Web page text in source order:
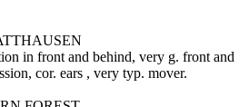
in front and behind, very g. front and
cor. ears , very typ. mover.